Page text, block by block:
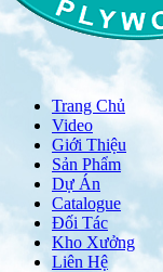
Trang Chủ
Video
Giới Thiệu
Sản Phẩm
Dự Án
Catalogue
Đối Tác
Kho Xưởng
Liên Hệ